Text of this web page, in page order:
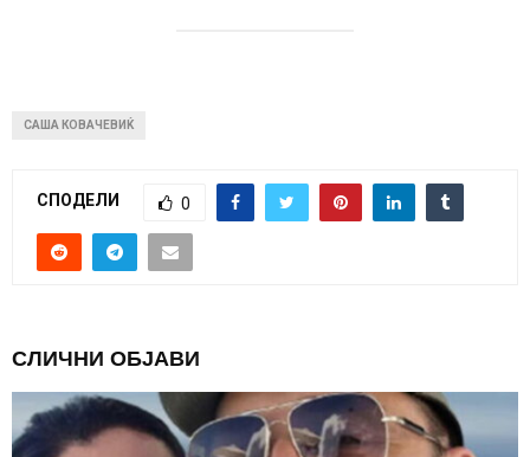
САША КОВАЧЕВИЌ
СПОДЕЛИ 0
СЛИЧНИ ОБЈАВИ